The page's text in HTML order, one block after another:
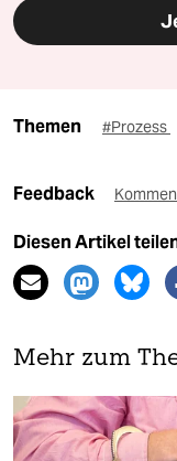
Themen #Prozess
Feedback
Diesen Artikel
Mehr zum